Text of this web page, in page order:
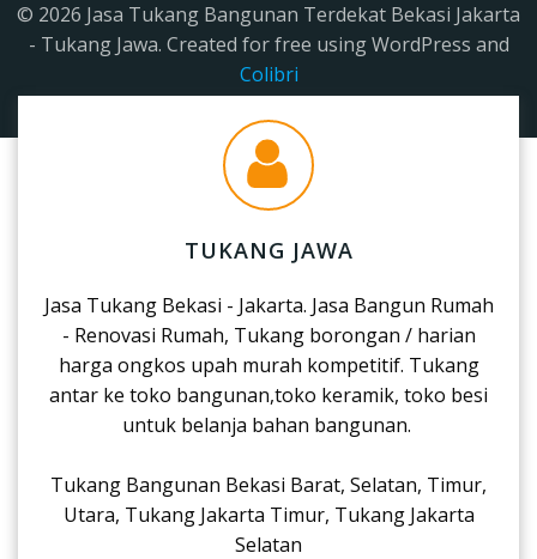
© 2026 Jasa Tukang Bangunan Terdekat Bekasi Jakarta
- Tukang Jawa. Created for free using WordPress and
Colibri
TUKANG JAWA
Jasa Tukang Bekasi - Jakarta. Jasa Bangun Rumah
- Renovasi Rumah, Tukang borongan / harian
harga ongkos upah murah kompetitif. Tukang
antar ke toko bangunan,toko keramik, toko besi
untuk belanja bahan bangunan.
Tukang Bangunan Bekasi Barat, Selatan, Timur,
Utara, Tukang Jakarta Timur, Tukang Jakarta
Selatan